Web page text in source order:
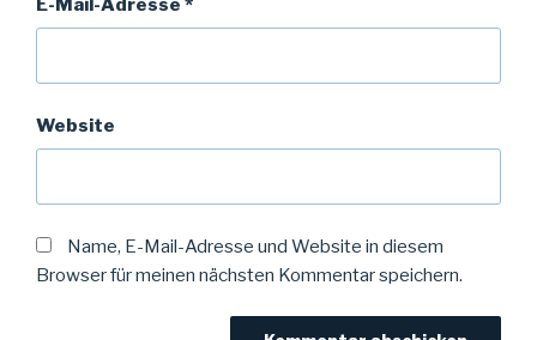
Website
Name, E-Mail-Adresse und Website in diesem
Browser für meinen nächsten Kommentar speichern.